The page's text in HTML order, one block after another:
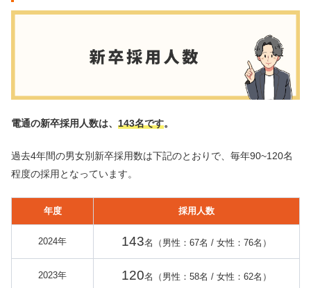
電通の新卒採用人数は、 143名です。
過去4年間の男女別新卒採用数は下記のとおりで、毎年90~120名
程度の採用となっています。
年度 採用人数
2024年 143名（男性：67名 / 女性：76名）
2023年 120名（男性：58名 / 女性：62名）